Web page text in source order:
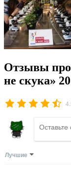
Отзывы про
не скука»
Лучшие